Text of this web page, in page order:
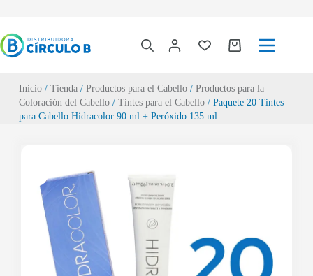
Inicio/ Tienda/ Productos para el Cabello/ Productos para la
Coloración del Cabello/ Tintes para el Cabello/ Paquete 20 Tintes
para Cabello Hidracolor 90 ml + Peróxido 135 ml